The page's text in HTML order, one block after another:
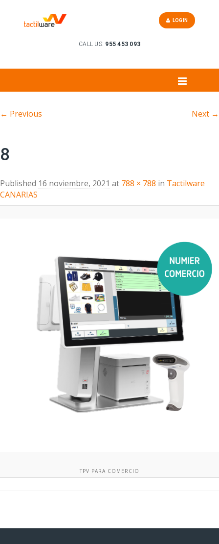
CALL US: 955 453 093
LOGIN
Image navigation
← Previous Next →
8
Published 16 noviembre, 2021 at 788 × 788 in Tactilware
CANARIAS
TPV PARA COMERCIO